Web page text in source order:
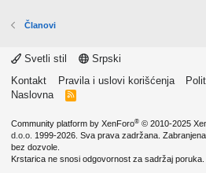
Članovi
Svetli stil
Srpski
Kontakt
Pravila i uslovi korišćenja
Naslovna
R
Community platform by XenForo® © 2010-2025
d.o.o. 1999-2026. Sva prava zadržana.
bez dozvole.
Krstarica ne snosi odgovornost za sadržaj poruka.